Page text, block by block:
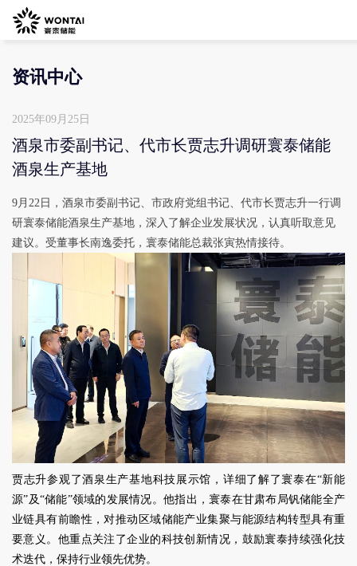
资讯中心
2025年09月25日
酒泉市委副书记、代市长贾志升调研寰泰储能
酒泉生产基地
9月22日，酒泉市委副书记、市政府党组书记、代市长贾志升一行调
研寰泰储能酒泉生产基地，深入了解企业发展状况，认真听取意见
建议。受董事长南逸委托，寰泰储能总裁张寅热情接待。
贾志升参观了酒泉生产基地科技展示馆，详细了解了寰泰在“新能
源”及“储能”领域的发展情况。他指出，寰泰在甘肃布局钒储能全产
业链具有前瞻性，对推动区域储能产业集聚与能源结构转型具有重
要意义。他重点关注了企业的科技创新情况，鼓励寰泰持续强化技
术迭代，保持行业领先优势。